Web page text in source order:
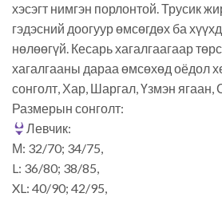
хэсэгт нимгэн порлонтой. Трусик
гэдэсний доогуур өмсөгдөх ба
нөлөөгүй. Кесарь хагалгаагаар
хагалгааны дараа өмсөхөд оёдол
сонголт, Хар, Шаргал, Үзмэн ягаан,
Размерын сонголт:
Левчик:
М: 32/70; 34/75,
L: 36/80; 38/85,
XL: 40/90; 42/95,